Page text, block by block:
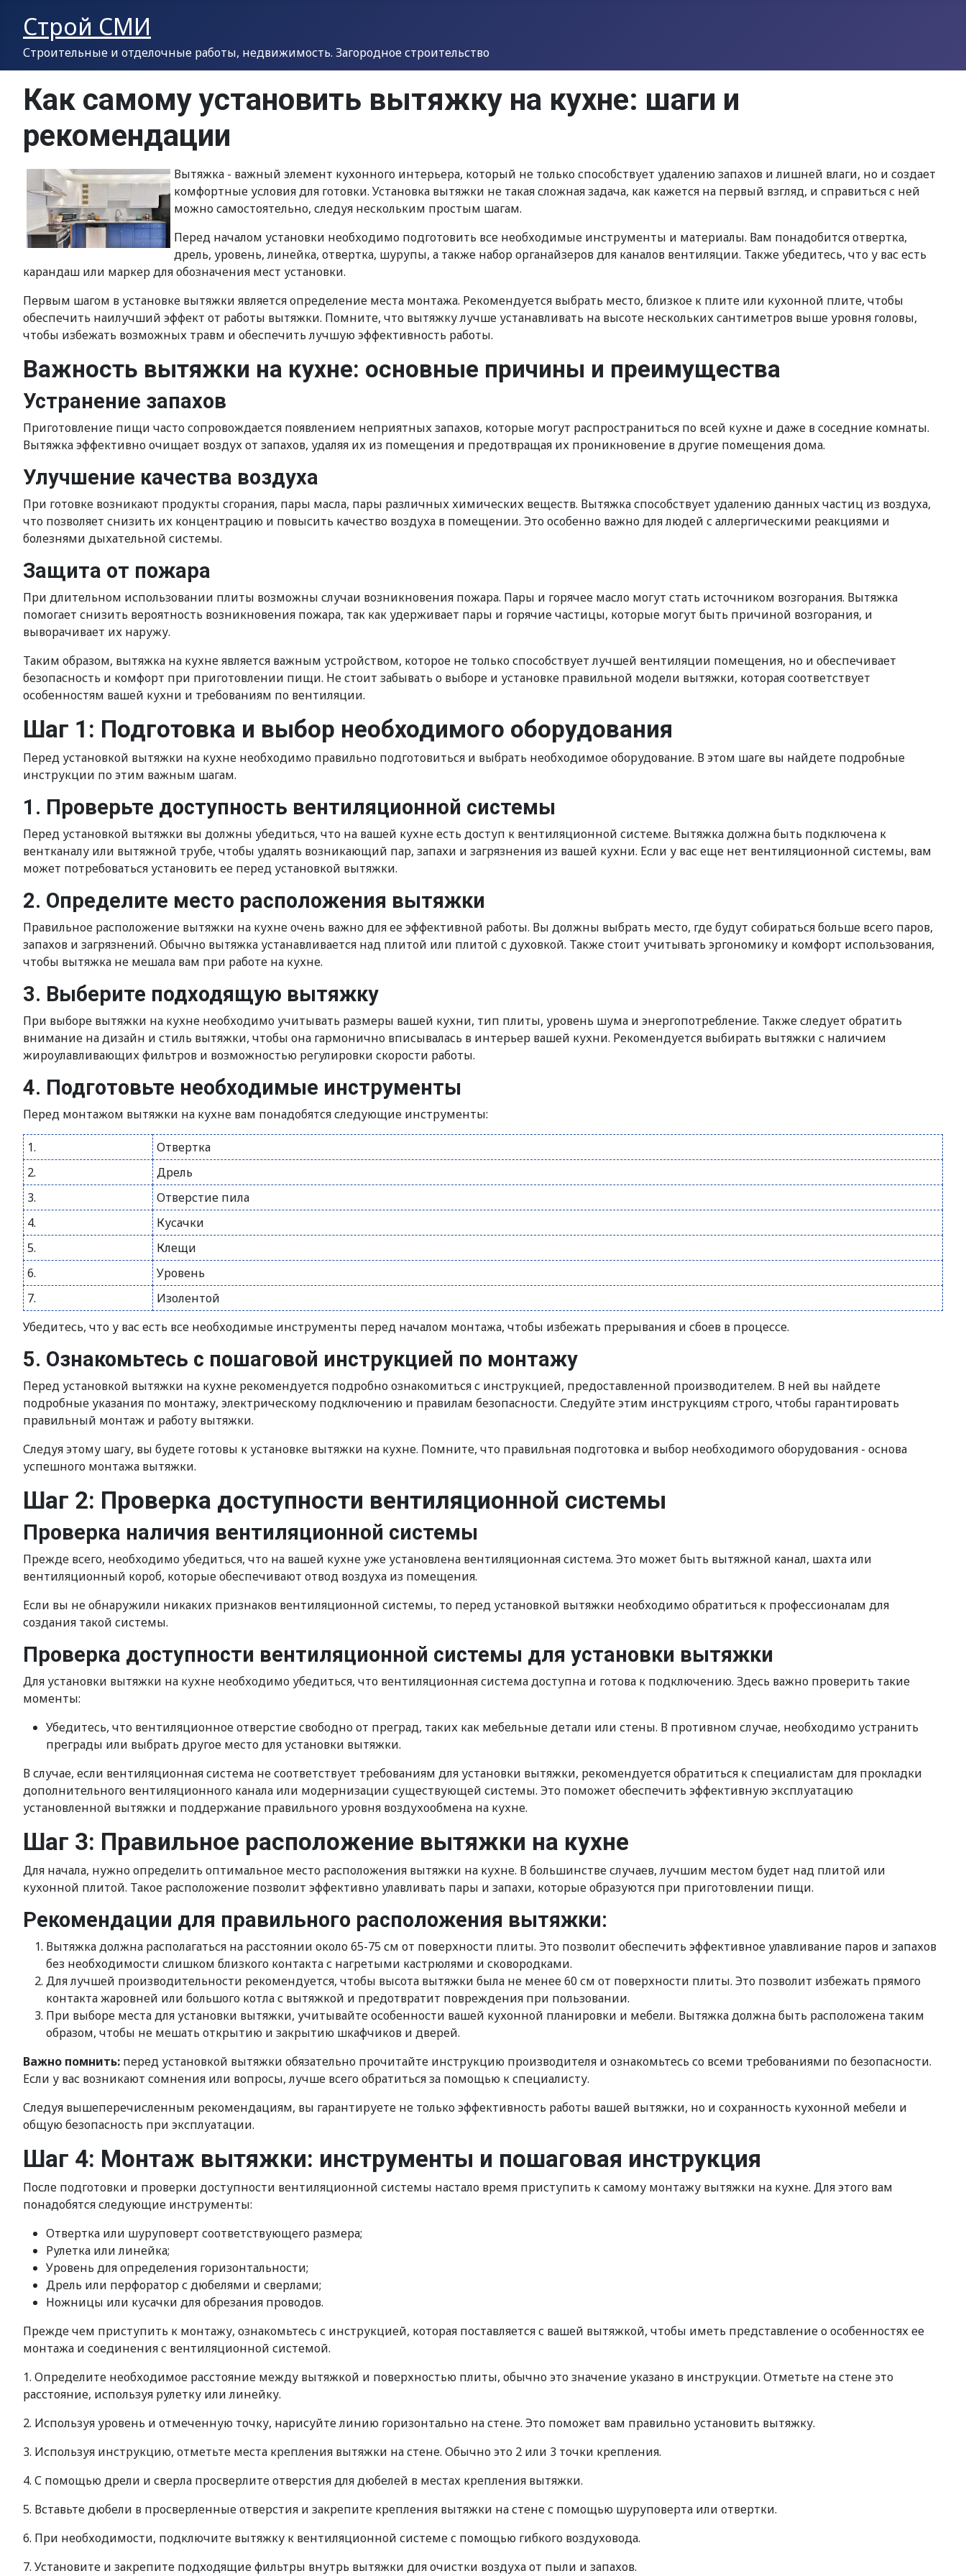
Строй СМИ
Строительные и отделочные работы, недвижимость. Загородное строительство
Как самому установить вытяжку на кухне: шаги и
рекомендации
Вытяжка - важный элемент кухонного интерьера, который не только способствует удалению запахов и лишней влаги, но и создает
комфортные условия для готовки. Установка вытяжки не такая сложная задача, как кажется на первый взгляд, и справиться с ней
можно самостоятельно, следуя нескольким простым шагам.
Перед началом установки необходимо подготовить все необходимые инструменты и материалы. Вам понадобится отвертка,
дрель, уровень, линейка, отвертка, шурупы, а также набор органайзеров для каналов вентиляции. Также убедитесь, что у вас есть
карандаш или маркер для обозначения мест установки.
Первым шагом в установке вытяжки является определение места монтажа. Рекомендуется выбрать место, близкое к плите или кухонной плите, чтобы
обеспечить наилучший эффект от работы вытяжки. Помните, что вытяжку лучше устанавливать на высоте нескольких сантиметров выше уровня головы,
чтобы избежать возможных травм и обеспечить лучшую эффективность работы.
Важность вытяжки на кухне: основные причины и преимущества
Устранение запахов
Приготовление пищи часто сопровождается появлением неприятных запахов, которые могут распространиться по всей кухне и даже в соседние комнаты.
Вытяжка эффективно очищает воздух от запахов, удаляя их из помещения и предотвращая их проникновение в другие помещения дома.
Улучшение качества воздуха
При готовке возникают продукты сгорания, пары масла, пары различных химических веществ. Вытяжка способствует удалению данных частиц из воздуха,
что позволяет снизить их концентрацию и повысить качество воздуха в помещении. Это особенно важно для людей с аллергическими реакциями и
болезнями дыхательной системы.
Защита от пожара
При длительном использовании плиты возможны случаи возникновения пожара. Пары и горячее масло могут стать источником возгорания. Вытяжка
помогает снизить вероятность возникновения пожара, так как удерживает пары и горячие частицы, которые могут быть причиной возгорания, и
выворачивает их наружу.
Таким образом, вытяжка на кухне является важным устройством, которое не только способствует лучшей вентиляции помещения, но и обеспечивает
безопасность и комфорт при приготовлении пищи. Не стоит забывать о выборе и установке правильной модели вытяжки, которая соответствует
особенностям вашей кухни и требованиям по вентиляции.
Шаг 1: Подготовка и выбор необходимого оборудования
Перед установкой вытяжки на кухне необходимо правильно подготовиться и выбрать необходимое оборудование. В этом шаге вы найдете подробные
инструкции по этим важным шагам.
1. Проверьте доступность вентиляционной системы
Перед установкой вытяжки вы должны убедиться, что на вашей кухне есть доступ к вентиляционной системе. Вытяжка должна быть подключена к
вентканалу или вытяжной трубе, чтобы удалять возникающий пар, запахи и загрязнения из вашей кухни. Если у вас еще нет вентиляционной системы, вам
может потребоваться установить ее перед установкой вытяжки.
2. Определите место расположения вытяжки
Правильное расположение вытяжки на кухне очень важно для ее эффективной работы. Вы должны выбрать место, где будут собираться больше всего паров,
запахов и загрязнений. Обычно вытяжка устанавливается над плитой или плитой с духовкой. Также стоит учитывать эргономику и комфорт использования,
чтобы вытяжка не мешала вам при работе на кухне.
3. Выберите подходящую вытяжку
При выборе вытяжки на кухне необходимо учитывать размеры вашей кухни, тип плиты, уровень шума и энергопотребление. Также следует обратить
внимание на дизайн и стиль вытяжки, чтобы она гармонично вписывалась в интерьер вашей кухни. Рекомендуется выбирать вытяжки с наличием
жироулавливающих фильтров и возможностью регулировки скорости работы.
4. Подготовьте необходимые инструменты
Перед монтажом вытяжки на кухне вам понадобятся следующие инструменты:
1.
Отвертка
2.
Дрель
3.
Отверстие пила
4.
Кусачки
5.
Клещи
6.
Уровень
7.
Изолентой
Убедитесь, что у вас есть все необходимые инструменты перед началом монтажа, чтобы избежать прерывания и сбоев в процессе.
5. Ознакомьтесь с пошаговой инструкцией по монтажу
Перед установкой вытяжки на кухне рекомендуется подробно ознакомиться с инструкцией, предоставленной производителем. В ней вы найдете
подробные указания по монтажу, электрическому подключению и правилам безопасности. Следуйте этим инструкциям строго, чтобы гарантировать
правильный монтаж и работу вытяжки.
Следуя этому шагу, вы будете готовы к установке вытяжки на кухне. Помните, что правильная подготовка и выбор необходимого оборудования - основа
успешного монтажа вытяжки.
Шаг 2: Проверка доступности вентиляционной системы
Проверка наличия вентиляционной системы
Прежде всего, необходимо убедиться, что на вашей кухне уже установлена вентиляционная система. Это может быть вытяжной канал, шахта или
вентиляционный короб, которые обеспечивают отвод воздуха из помещения.
Если вы не обнаружили никаких признаков вентиляционной системы, то перед установкой вытяжки необходимо обратиться к профессионалам для
создания такой системы.
Проверка доступности вентиляционной системы для установки вытяжки
Для установки вытяжки на кухне необходимо убедиться, что вентиляционная система доступна и готова к подключению. Здесь важно проверить такие
моменты:
Убедитесь, что вентиляционное отверстие свободно от преград, таких как мебельные детали или стены. В противном случае, необходимо устранить
преграды или выбрать другое место для установки вытяжки.
В случае, если вентиляционная система не соответствует требованиям для установки вытяжки, рекомендуется обратиться к специалистам для прокладки
дополнительного вентиляционного канала или модернизации существующей системы. Это поможет обеспечить эффективную эксплуатацию
установленной вытяжки и поддержание правильного уровня воздухообмена на кухне.
Шаг 3: Правильное расположение вытяжки на кухне
Для начала, нужно определить оптимальное место расположения вытяжки на кухне. В большинстве случаев, лучшим местом будет над плитой или
кухонной плитой. Такое расположение позволит эффективно улавливать пары и запахи, которые образуются при приготовлении пищи.
Рекомендации для правильного расположения вытяжки:
Вытяжка должна располагаться на расстоянии около 65-75 см от поверхности плиты. Это позволит обеспечить эффективное улавливание паров и запахов
без необходимости слишком близкого контакта с нагретыми кастрюлями и сковородками.
Для лучшей производительности рекомендуется, чтобы высота вытяжки была не менее 60 см от поверхности плиты. Это позволит избежать прямого
контакта жаровней или большого котла с вытяжкой и предотвратит повреждения при пользовании.
При выборе места для установки вытяжки, учитывайте особенности вашей кухонной планировки и мебели. Вытяжка должна быть расположена таким
образом, чтобы не мешать открытию и закрытию шкафчиков и дверей.
Важно помнить: перед установкой вытяжки обязательно прочитайте инструкцию производителя и ознакомьтесь со всеми требованиями по безопасности.
Если у вас возникают сомнения или вопросы, лучше всего обратиться за помощью к специалисту.
Следуя вышеперечисленным рекомендациям, вы гарантируете не только эффективность работы вашей вытяжки, но и сохранность кухонной мебели и
общую безопасность при эксплуатации.
Шаг 4: Монтаж вытяжки: инструменты и пошаговая инструкция
После подготовки и проверки доступности вентиляционной системы настало время приступить к самому монтажу вытяжки на кухне. Для этого вам
понадобятся следующие инструменты:
Отвертка или шуруповерт соответствующего размера;
Рулетка или линейка;
Уровень для определения горизонтальности;
Дрель или перфоратор с дюбелями и сверлами;
Ножницы или кусачки для обрезания проводов.
Прежде чем приступить к монтажу, ознакомьтесь с инструкцией, которая поставляется с вашей вытяжкой, чтобы иметь представление о особенностях ее
монтажа и соединения с вентиляционной системой.
1. Определите необходимое расстояние между вытяжкой и поверхностью плиты, обычно это значение указано в инструкции. Отметьте на стене это
расстояние, используя рулетку или линейку.
2. Используя уровень и отмеченную точку, нарисуйте линию горизонтально на стене. Это поможет вам правильно установить вытяжку.
3. Используя инструкцию, отметьте места крепления вытяжки на стене. Обычно это 2 или 3 точки крепления.
4. С помощью дрели и сверла просверлите отверстия для дюбелей в местах крепления вытяжки.
5. Вставьте дюбели в просверленные отверстия и закрепите крепления вытяжки на стене с помощью шуруповерта или отвертки.
6. При необходимости, подключите вытяжку к вентиляционной системе с помощью гибкого воздуховода.
7. Установите и закрепите подходящие фильтры внутрь вытяжки для очистки воздуха от пыли и запахов.